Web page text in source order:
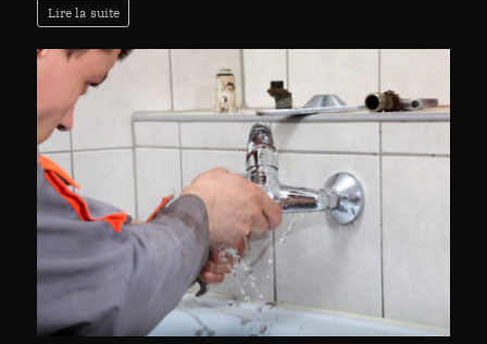
Lire la suite